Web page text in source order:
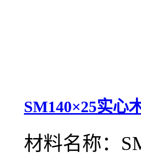
SM140×25实心
材料名称：